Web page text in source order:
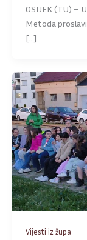
OSIJEK (TU) –
Metoda
[…]
Vijesti iz župa